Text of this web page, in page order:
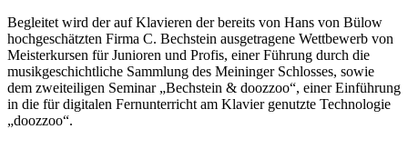
Begleitet wird der auf Klavieren der bereits von Hans von Bülow
hochgeschätzten Firma C. Bechstein ausgetragene Wettbewerb von
Meisterkursen für Junioren und Profis, einer Führung durch die
musikgeschichtliche Sammlung des Meininger Schlosses, sowie
dem zweiteiligen Seminar „Bechstein & doozzoo“, einer Einführung
in die für digitalen Fernunterricht am Klavier genutzte Technologie
„doozzoo“.